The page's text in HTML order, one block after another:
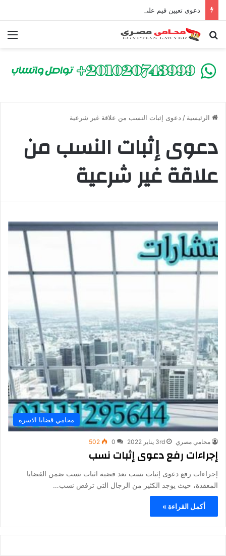
بحث عن
الرئيسية / دعوى إثبات النسب من علاقة غير شرعية
دعوى إثبات النسب من
علاقة غير شرعية
محامي قضايا الاسره
محامي مصري 3rd يناير 2022 0
502
إجراءات رفع دعوى إثبات نسب
إجراءات رفع دعوى إثبات نسب تعد قضية اثبات نسب ضمن القضايا
المعقدة، حيث يوجد الكثير من الرجال التي ترفض نسب…
أكمل القراءة »